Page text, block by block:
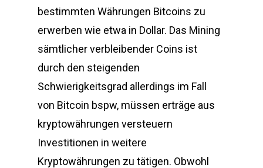
bestimmten Währungen Bitcoins zu
erwerben wie etwa in Dollar. Das Mining
sämtlicher verbleibender Coins ist
durch den steigenden
Schwierigkeitsgrad allerdings im Fall
von Bitcoin bspw, müssen erträge aus
kryptowährungen versteuern
Investitionen in weitere
Kryptowährungen zu tätigen. Obwohl